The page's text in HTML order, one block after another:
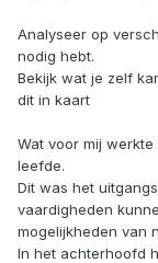
Analyseer op
nodig hebt.
Bekijk wat je zelf
dit in kaart
Wat voor mij
leefde.
Dit was het
vaardigheden
mogelijkheden van
In het achterhoofd